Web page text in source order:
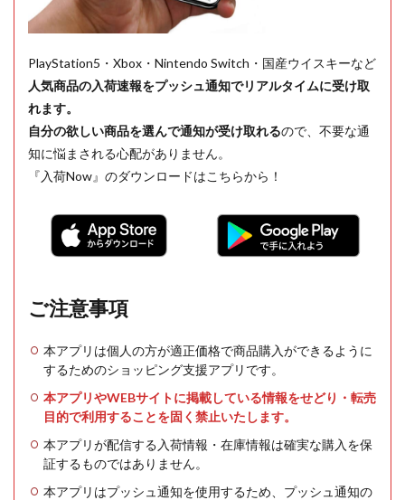
PlayStation5・Xbox・Nintendo Switch・国産ウイスキーなど
人気商品の入荷速報をプッシュ通知でリアルタイムに受け取
れます。
自分の欲しい商品を選んで通知が受け取れるので、不要な通
知に悩まされる心配がありません。
『入荷Now』のダウンロードはこちらから！
ご注意事項
本アプリは個人の方が適正価格で商品購入ができるように
するためのショッピング支援アプリです。
本アプリやWEBサイトに掲載している情報をせどり・転売
目的で利用することを固く禁止いたします。
本アプリが配信する入荷情報・在庫情報は確実な購入を保
証するものではありません。
本アプリはプッシュ通知を使用するため、プッシュ通知の